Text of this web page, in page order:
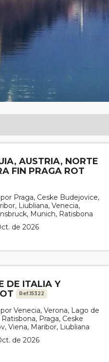
AUSTRIA, NORTE
FIN PRAGA ROT
Praga, Ceske Budejovice,
Liubliana, Venecia,
Munich, Ratisbona
de 2026
DE ITALIA Y
Ref.15322
Venecia, Verona, Lago de
Praga, Ceske
Viena, Maribor, Liubliana
de 2026